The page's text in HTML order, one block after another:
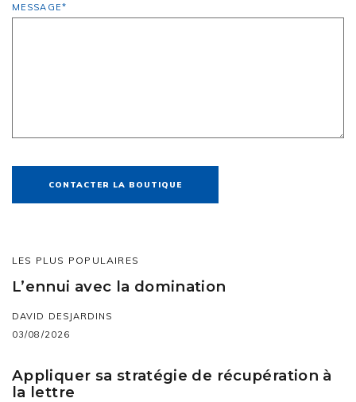
MESSAGE*
CONTACTER LA BOUTIQUE
LES PLUS POPULAIRES
L’ennui avec la domination
DAVID DESJARDINS
03/08/2026
Appliquer sa stratégie de récupération à
la lettre